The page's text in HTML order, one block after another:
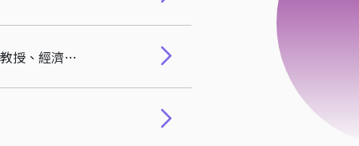
本院110學年度通過升等教師：科法所林勤富教授、經濟系黃賀寶副教授、計財系潘虹華副教授、經濟系郭俊宏副教授